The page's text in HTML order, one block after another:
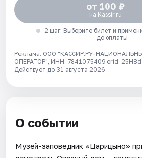
от 100 ₽
на Kassir.ru
2 шаг. Выберите билет и
до оплаты
Реклама. ООО "КАССИР.РУ-
ОПЕРАТОР", ИНН: 7841075409 erid:
Действует до 31 августа 2026
О событии
Музей-заповедник «Царицыно»